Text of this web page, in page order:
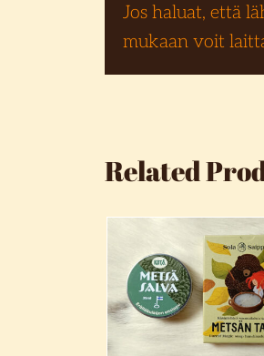
Jos haluat, että
mukaan voit
Related